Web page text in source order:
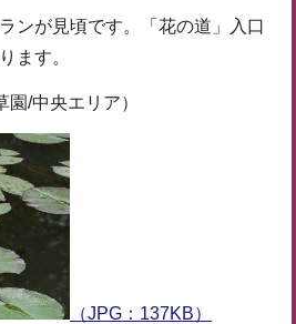
ンが見頃です。「花の道」入口
ます。
園/中央エリア）
（JPG：137KB）